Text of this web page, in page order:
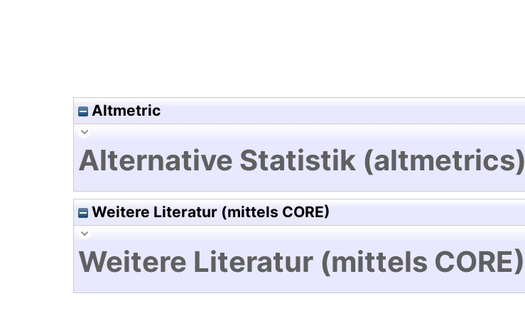
Altmetric
Alternative Statistik (altmetrics)
Weitere Literatur (mittels CORE)
Weitere Literatur (mittels CORE)